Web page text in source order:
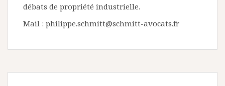
débats de propriété industrielle.
Mail : philippe.schmitt@schmitt-avocats.fr